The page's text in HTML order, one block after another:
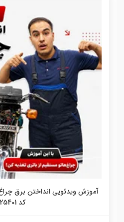
آموزش ویدئویی انداختن برق
کد 25401